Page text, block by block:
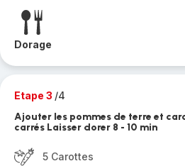
Dorage
Etape 3 /4
Ajouter les pommes de terre et
carrés Laisser dorer 8 - 10 min
5 Carottes